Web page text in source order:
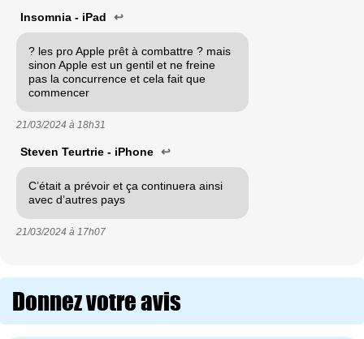
Insomnia - iPad ↩
? les pro Apple prêt à combattre ? mais
sinon Apple est un gentil et ne freine
pas la concurrence et cela fait que
commencer
21/03/2024 à 18h31
Steven Teurtrie - iPhone ↩
C’était a prévoir et ça continuera ainsi
avec d’autres pays
21/03/2024 à 17h07
Donnez votre avis